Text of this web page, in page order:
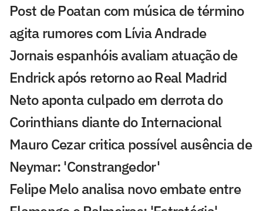
Post de Poatan com música de término
agita rumores com Lívia Andrade
Jornais espanhóis avaliam atuação de
Endrick após retorno ao Real Madrid
Neto aponta culpado em derrota do
Corinthians diante do Internacional
Mauro Cezar critica possível ausência de
Neymar: 'Constrangedor'
Felipe Melo analisa novo embate entre